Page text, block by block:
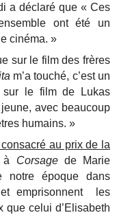
a déclaré que « Ces
ont été un
cinéma. »
sur le film des frères
m’a touché, c’est un
le film de Lukas
avec beaucoup
humains. »
au prix de la
à Corsage de Marie
notre époque dans
et emprisonnent les
que celui d’Elisabeth